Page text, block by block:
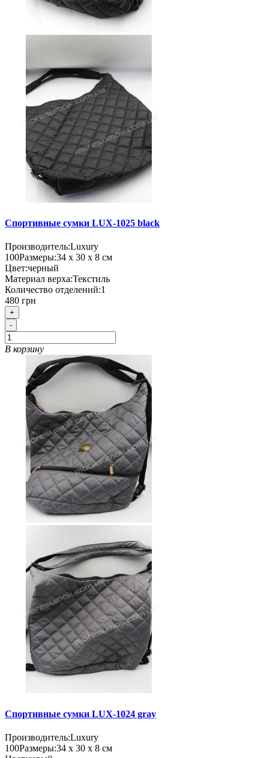
Спортивные сумки LUX-1025 black
Производитель:Luxury
100Размеры:34 х 30 х 8 см
Цвет:черный
Материал верха:Текстиль
Количество отделений:1
480 грн
+
-
В корзину
Спортивные сумки LUX-1024 gray
Производитель:Luxury
100Размеры:34 х 30 х 8 см